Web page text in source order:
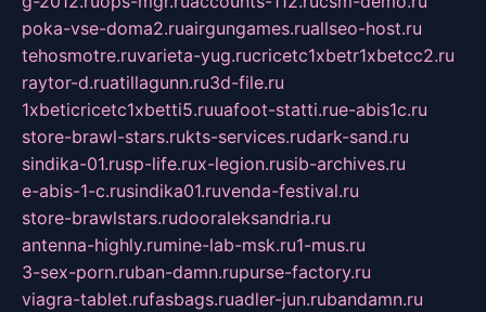
poka-vse-doma2.ruairgungames.ruallseo-host.ru
tehosmotre.ruvarieta-yug.rucricetc1xbetr1xbetcc2.ru
raytor-d.ruatillagunn.ru3d-file.ru
1xbeticricetc1xbetti5.ruuafoot-statti.rue-abis1c.ru
store-brawl-stars.rukts-services.rudark-sand.ru
sindika-01.rusp-life.rux-legion.rusib-archives.ru
e-abis-1-c.rusindika01.ruvenda-festival.ru
store-brawlstars.rudooraleksandria.ru
antenna-highly.rumine-lab-msk.ru1-mus.ru
3-sex-porn.ruban-damn.rupurse-factory.ru
viagra-tablet.rufasbags.ruadler-jun.rubandamn.ru